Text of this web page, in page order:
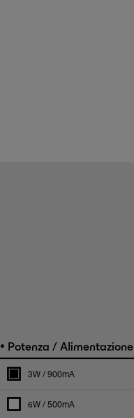
• Potenza / Alimentazione
3W / 900mA
6W / 500mA